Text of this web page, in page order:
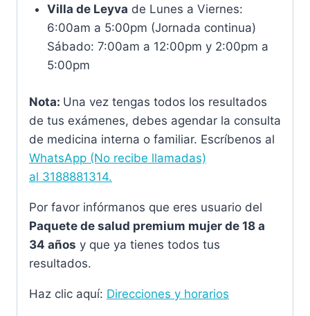
Villa de Leyva de Lunes a Viernes:
6:00am a 5:00pm (Jornada continua)
Sábado: 7:00am a 12:00pm y 2:00pm a
5:00pm
Nota: Una vez tengas todos los resultados
de tus exámenes, debes agendar la consulta
de medicina interna o familiar. Escríbenos al
WhatsApp (No recibe llamadas)
al 3188881314.
Por favor infórmanos que eres usuario del
Paquete de salud premium mujer de 18 a
34 años y que ya tienes todos tus
resultados.
Haz clic aquí: Direcciones y horarios